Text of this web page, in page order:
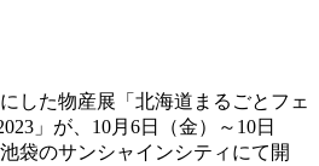
した物産展「北海道まるごとフェ
」が、10月6日（金）～10日
袋のサンシャインシティにて開